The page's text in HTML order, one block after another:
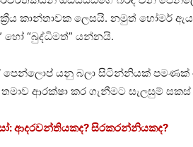
කාන්තාවක ලෙසයි. නමුත් හෝමර්
හෝ “බුද්ධිමත්” යන්නයි.
පෙන්ලොප් යනු බලා සිටින්නියක්
තමාව ආරක්ෂා කර ගැනීමට සැලසුම්
ආදරවන්තියකද? සිරකරන්නියකද?